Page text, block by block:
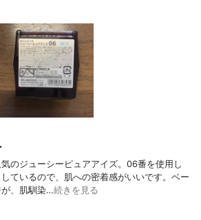
のジューシーピュアアイズ。06番を使用し
ているので、肌への密着感がいいです。ベー
が、肌馴染…続きを見る